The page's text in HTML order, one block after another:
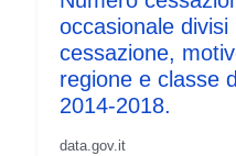
Identifikátory:
occasionale
cessazione,
regione e classe
2014-2018.
data.gov.it